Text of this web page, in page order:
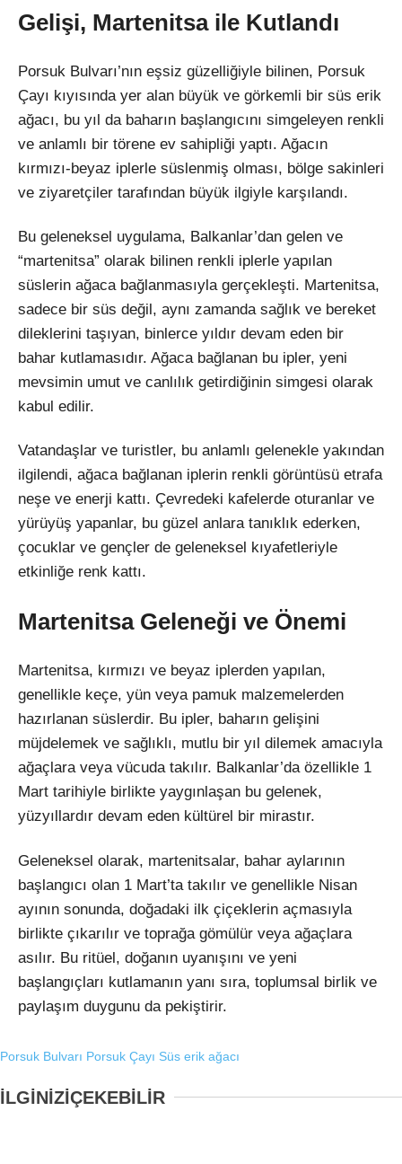
Facebook
Instagram
Youtube
Gelişi, Martenitsa ile Kutlandı
Porsuk Bulvarı’nın eşsiz güzelliğiyle bilinen, Porsuk
Çayı kıyısında yer alan büyük ve görkemli bir süs erik
ağacı, bu yıl da baharın başlangıcını simgeleyen renkli
ve anlamlı bir törene ev sahipliği yaptı. Ağacın
kırmızı-beyaz iplerle süslenmiş olması, bölge sakinleri
ve ziyaretçiler tarafından büyük ilgiyle karşılandı.
Bu geleneksel uygulama, Balkanlar’dan gelen ve
“martenitsa” olarak bilinen renkli iplerle yapılan
süslerin ağaca bağlanmasıyla gerçekleşti. Martenitsa,
sadece bir süs değil, aynı zamanda sağlık ve bereket
dileklerini taşıyan, binlerce yıldır devam eden bir
bahar kutlamasıdır. Ağaca bağlanan bu ipler, yeni
mevsimin umut ve canlılık getirdiğinin simgesi olarak
kabul edilir.
Vatandaşlar ve turistler, bu anlamlı gelenekle yakından
ilgilendi, ağaca bağlanan iplerin renkli görüntüsü etrafa
neşe ve enerji kattı. Çevredeki kafelerde oturanlar ve
yürüyüş yapanlar, bu güzel anlara tanıklık ederken,
çocuklar ve gençler de geleneksel kıyafetleriyle
etkinliğe renk kattı.
Martenitsa Geleneği ve Önemi
Martenitsa, kırmızı ve beyaz iplerden yapılan,
genellikle keçe, yün veya pamuk malzemelerden
hazırlanan süslerdir. Bu ipler, baharın gelişini
müjdelemek ve sağlıklı, mutlu bir yıl dilemek amacıyla
ağaçlara veya vücuda takılır. Balkanlar’da özellikle 1
Mart tarihiyle birlikte yaygınlaşan bu gelenek,
yüzyıllardır devam eden kültürel bir mirastır.
Geleneksel olarak, martenitsalar, bahar aylarının
başlangıcı olan 1 Mart’ta takılır ve genellikle Nisan
ayının sonunda, doğadaki ilk çiçeklerin açmasıyla
birlikte çıkarılır ve toprağa gömülür veya ağaçlara
asılır. Bu ritüel, doğanın uyanışını ve yeni
başlangıçları kutlamanın yanı sıra, toplumsal birlik ve
paylaşım duygunu da pekiştirir.
Porsuk Bulvarı Porsuk Çayı Süs erik ağacı
İLGİNİZİÇEKEBİLİR